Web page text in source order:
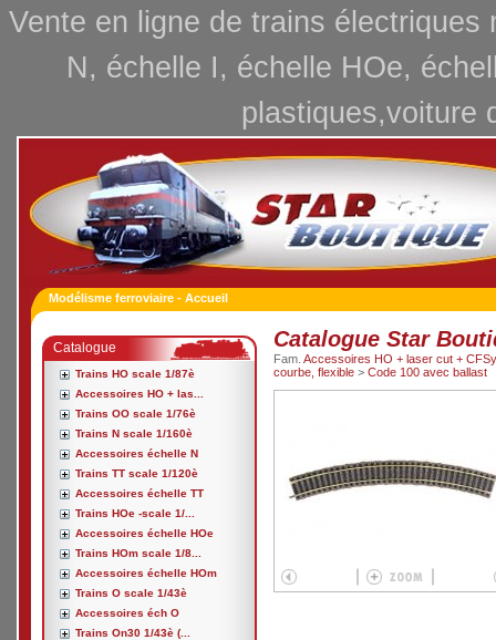
Vente en ligne de trains
N, échelle I, échelle HOe,
plastiques,voiture
Modélisme ferroviaire - Accueil
Catalogue
Trains HO scale 1/87è
Accessoires HO + las...
Trains OO scale 1/76è
Trains N scale 1/160è
Accessoires échelle N
Trains TT scale 1/120è
Accessoires échelle TT
Trains HOe -scale 1/...
Accessoires échelle HOe
Trains HOm scale 1/8...
Accessoires échelle HOm
Trains O scale 1/43è
Accessoires éch O
Trains On30 1/43è (...
Catalogue Star
Fam. Accessoires HO + laser cut +
courbe, flexible > Code 100 avec ballast